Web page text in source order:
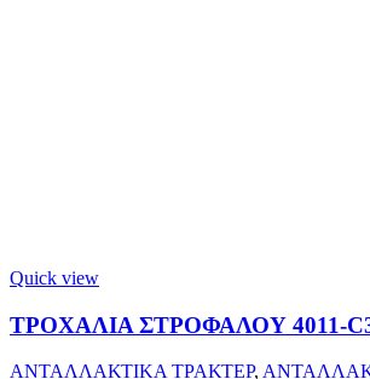
Quick view
ΤΡΟΧΑΛΙΑ ΣΤΡΟΦΑΛΟΥ 4011-
ΑΝΤΑΛΛΑΚΤΙΚΑ ΤΡΑΚΤΕΡ,